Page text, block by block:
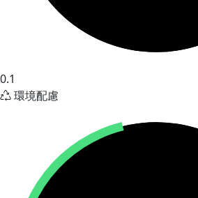
0.1
環境配慮